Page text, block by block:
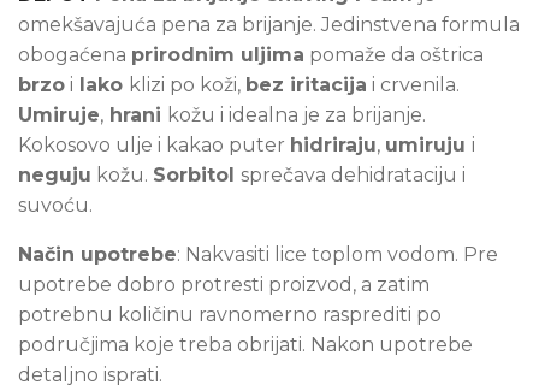
omekšavajuća pena za brijanje. Jedinstvena formula
obogaćena prirodnim uljima pomaže da oštrica
brzo i lako klizi po koži, bez iritacija i crvenila.
Umiruje, hrani kožu i idealna je za brijanje.
Kokosovo ulje i kakao puter hidriraju, umiruju i
neguju kožu. Sorbitol sprečava dehidrataciju i
suvoću.
Način upotrebe: Nakvasiti lice toplom vodom. Pre
upotrebe dobro protresti proizvod, a zatim
potrebnu količinu ravnomerno rasprediti po
područjima koje treba obrijati. Nakon upotrebe
detaljno isprati.